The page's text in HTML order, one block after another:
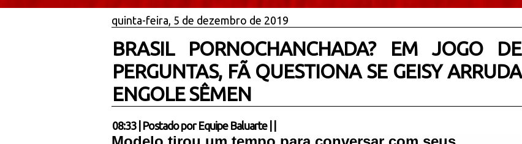
quinta-feira, 5 de dezembro de 2019
BRASIL PORNOCHANCHADA? EM JOGO DE
PERGUNTAS, FÃ QUESTIONA SE GEISY ARRUDA
ENGOLE SÊMEN
08:33| Postado por Equipe Baluarte